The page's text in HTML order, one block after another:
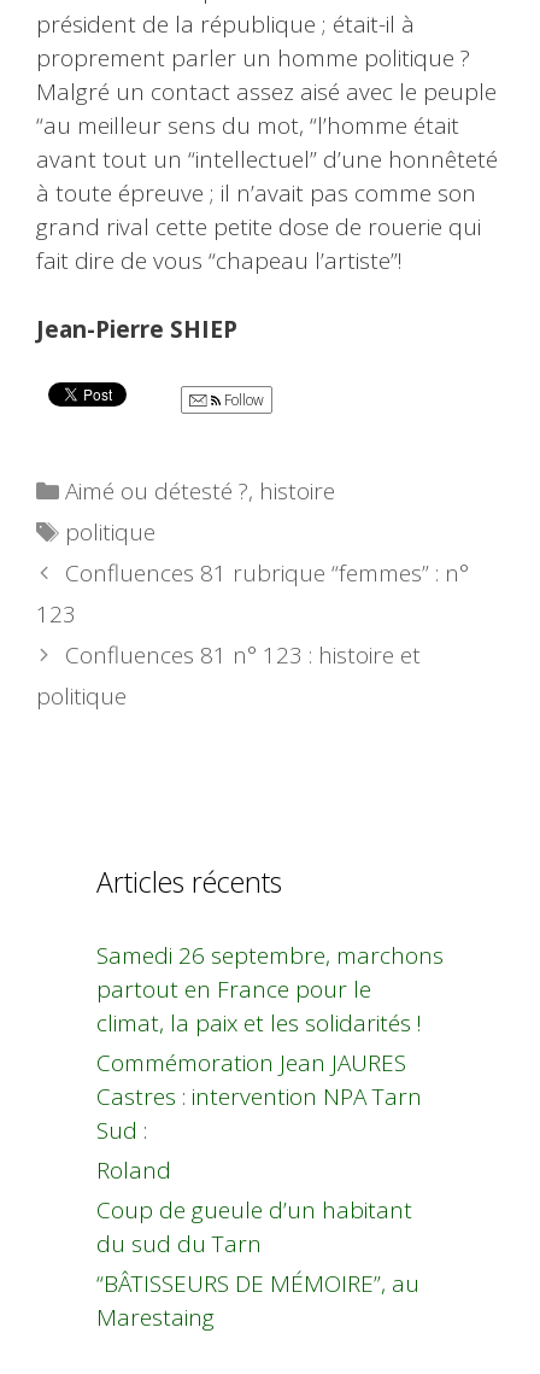
président de la république ; était-il à
proprement parler un homme politique ?
Malgré un contact assez aisé avec le peuple
“au meilleur sens du mot, “l’homme était
avant tout un “intellectuel” d’une honnêteté
à toute épreuve ; il n’avait pas comme son
grand rival cette petite dose de rouerie qui
fait dire de vous “chapeau l’artiste”!
Jean-Pierre SHIEP
Follow
Catégories
Aimé ou détesté ?, histoire
Étiquettes
politique
Confluences 81 rubrique “femmes” : n°
123
Confluences 81 n° 123 : histoire et
politique
Articles récents
Samedi 26 septembre, marchons
partout en France pour le
climat, la paix et les solidarités !
Commémoration Jean JAURES
Castres : intervention NPA Tarn
Sud :
Roland
Coup de gueule d’un habitant
du sud du Tarn
“BÂTISSEURS DE MÉMOIRE”, au
Marestaing